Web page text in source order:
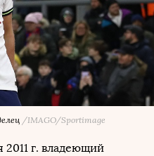
/IMAGO/Sportimage
г. владеющий